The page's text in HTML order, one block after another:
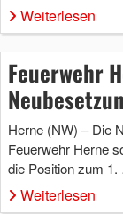
Weiterlesen
Feuerwehr
Herne (NW) – Die
Feuerwehr Herne
die Position zum
Weiterlesen